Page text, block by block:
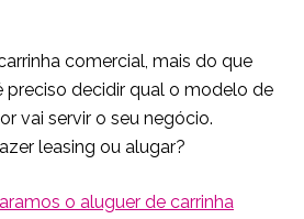
comercial, mais do que
preciso decidir qual o modelo de
vai servir o seu negócio.
leasing ou alugar?
o aluguer de carrinha